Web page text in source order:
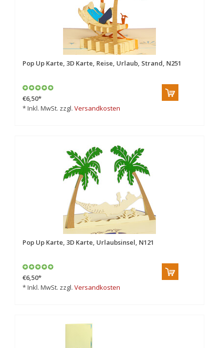
Pop Up Karte, 3D Karte, Reise, Urlaub, Strand, N251
€6,50*
* Inkl. MwSt. zzgl. Versandkosten
Pop Up Karte, 3D Karte, Urlaubsinsel, N121
€6,50*
* Inkl. MwSt. zzgl. Versandkosten